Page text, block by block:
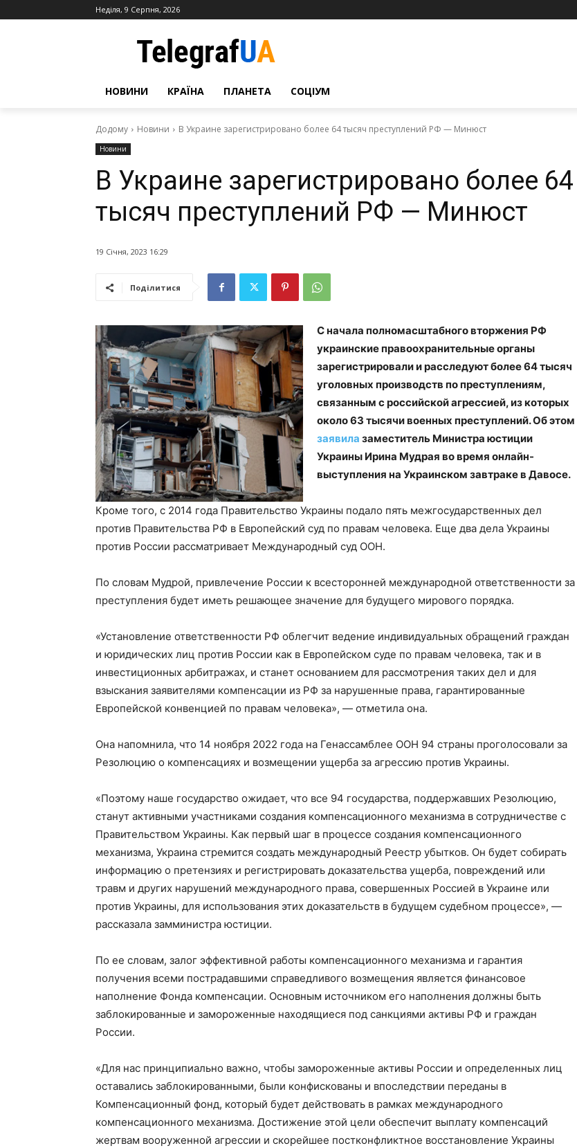
Неділя, 9 Серпня, 2026
НОВИНИ КРАЇНА ПЛАНЕТА СОЦІУМ
Додому Новини В Украине зарегистрировано более 64 тысяч преступлений РФ — Минюст
Новини
В Украине зарегистрировано более 64
тысяч преступлений РФ — Минюст
19 Січня, 2023 16:29
Поділитися
С начала полномасштабного вторжения РФ
украинские правоохранительные органы
зарегистрировали и расследуют более 64 тысяч
уголовных производств по преступлениям,
связанным с российской агрессией, из которых
около 63 тысячи военных преступлений. Об этом
заявила заместитель Министра юстиции
Украины Ирина Мудрая во время онлайн-
выступления на Украинском завтраке в Давосе.
Кроме того, с 2014 года Правительство Украины подало пять межгосударственных дел
против Правительства РФ в Европейский суд по правам человека. Еще два дела Украины
против России рассматривает Международный суд ООН.
По словам Мудрой, привлечение России к всесторонней международной ответственности за
преступления будет иметь решающее значение для будущего мирового порядка.
«Установление ответственности РФ облегчит ведение индивидуальных обращений граждан
и юридических лиц против России как в Европейском суде по правам человека, так и в
инвестиционных арбитражах, и станет основанием для рассмотрения таких дел и для
взыскания заявителями компенсации из РФ за нарушенные права, гарантированные
Европейской конвенцией по правам человека», — отметила она.
Она напомнила, что 14 ноября 2022 года на Генассамблее ООН 94 страны проголосовали за
Резолюцию о компенсациях и возмещении ущерба за агрессию против Украины.
«Поэтому наше государство ожидает, что все 94 государства, поддержавших Резолюцию,
станут активными участниками создания компенсационного механизма в сотрудничестве с
Правительством Украины. Как первый шаг в процессе создания компенсационного
механизма, Украина стремится создать международный Реестр убытков. Он будет собирать
информацию о претензиях и регистрировать доказательства ущерба, повреждений или
травм и других нарушений международного права, совершенных Россией в Украине или
против Украины, для использования этих доказательств в будущем судебном процессе», —
рассказала замминистра юстиции.
По ее словам, залог эффективной работы компенсационного механизма и гарантия
получения всеми пострадавшими справедливого возмещения является финансовое
наполнение Фонда компенсации. Основным источником его наполнения должны быть
заблокированные и замороженные находящиеся под санкциями активы РФ и граждан
России.
«Для нас принципиально важно, чтобы замороженные активы России и определенных лиц
оставались заблокированными, были конфискованы и впоследствии переданы в
Компенсационный фонд, который будет действовать в рамках международного
компенсационного механизма. Достижение этой цели обеспечит выплату компенсаций
жертвам вооруженной агрессии и скорейшее постконфликтное восстановление Украины